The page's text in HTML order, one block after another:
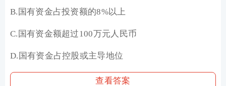
B.国有资金占投资额的8%以上
C.国有资金额超过100万元人民币
D.国有资金占控股或主导地位
查看答案